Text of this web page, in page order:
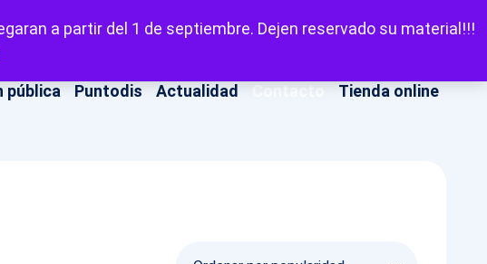
a partir del 1 de septiembre. Dejen reservado su material!!!
Escuchar
pública Puntodis Actualidad Contacto Tienda online